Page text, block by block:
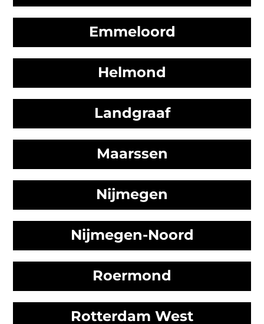
Emmeloord
Helmond
Landgraaf
Maarssen
Nijmegen
Nijmegen-Noord
Roermond
Rotterdam West